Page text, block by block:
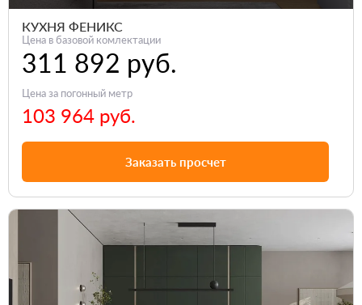
КУХНЯ ФЕНИКС
Цена в базовой комлектации
311 892 руб.
Цена за погонный метр
103 964 руб.
Заказать просчет